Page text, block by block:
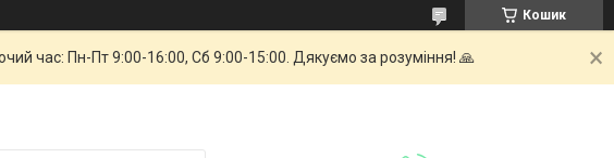
Кошик
час: Пн-Пт 9:00-16:00, Сб 9:00-15:00. Дякуємо за розуміння! 🙏